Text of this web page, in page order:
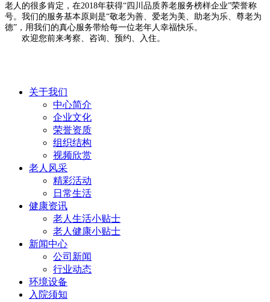
老人的很多肯定，在2018年获得“四川品质养老服务榜样企业”荣誉称
号。我们的服务基本原则是“敬老为善、爱老为美、助老为乐、尊老为
德”，用我们的真心服务带给每一位老年人幸福快乐。
欢迎您前来考察、咨询、预约、入住。
关于我们
中心简介
企业文化
荣誉资质
组织结构
视频欣赏
老人风采
精彩活动
日常生活
健康资讯
老人生活小贴士
老人健康小贴士
新闻中心
公司新闻
行业动态
环境设备
入院须知